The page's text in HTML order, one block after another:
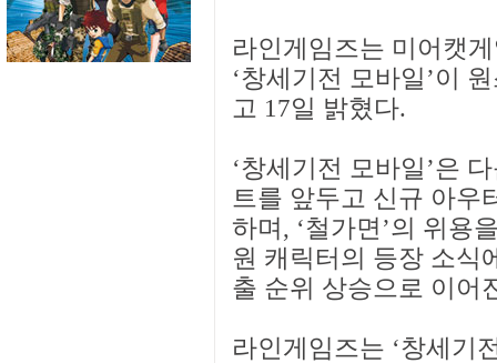
라인게임즈는 미어캣
‘창세기전 모바일’이
고 17일 밝혔다.
‘창세기전 모바일’은
트를 앞두고 신규 아우
하며, ‘철가면’의 위용
원 캐릭터의 등장 소식
출 순위 상승으로 이어
라인게임즈는 ‘창세기